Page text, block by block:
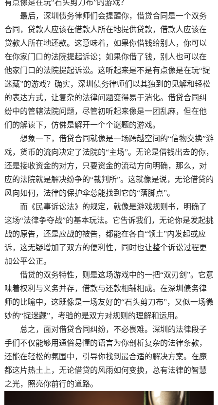
有点像是在玩“石头剪刀布”的游戏？
最后，深圳债务律师们会提醒你，借贷合同是一个双务
合同，贷款人应该在借款人所在地提供贷款，借款人应该在
贷款人所在地还款。这意味着，如果你借钱给别人，你可以
在你家门口的法院提起诉讼；如果你借了钱，别人也可以在
他家门口的法院提起诉讼。这听起来是不是有点像是在玩“捉
迷藏”的游戏？确实，深圳债务律师们以其独到的见解和轻松
的表达方式，让复杂的法律问题变得易于消化。借贷合同纠
纷中的管辖法院问题，尽管初听起来像是一团乱麻，但在他
们的解读下，仿佛是解开一个个谜题的游戏。
想象一下，借贷合同就像是一场跨越空间的“信物交换”游
戏，货币的流向决定了法院的“主场”。无论是借钱出去的你，
还是接收资金的对方，只要资金的流动方向明确，那么，对
应的法院就是解决纷争的“裁判所”。这就像是说，无论借贷的
风向如何，法律的保护伞总能找到它的“落脚点”。
而《民事诉讼法》的规定，就像是游戏规则书，明确了
这场“法律争夺战”的基本玩法。它告诉我们，无论你是发起挑
战的原告，还是应战的被告，都能在各自“领土”内发起或应
诉，这无疑增加了双方的便利性，同时也让整个诉讼过程更
加公平公正。
借贷的双务特性，则是这场游戏中的一把“双刃剑”。它意
味着权利与义务并存，借款与还款相辅相成。在深圳债务律
师的比喻中，这既像是一场友好的“石头剪刀布”，又似一场微
妙的“捉迷藏”，考验的是双方对规则的理解和运用。
总之，面对借贷合同纠纷，不必畏难。深圳的法律段子
手们不仅能够用通俗易懂的语言为你剖析复杂的法律条款，
还能在轻松的氛围中，引导你找到最合适的解决方案。在魔
都这片热土上，无论借贷的风雨如何变换，总有法律的智慧
之光，照亮你前行的道路。